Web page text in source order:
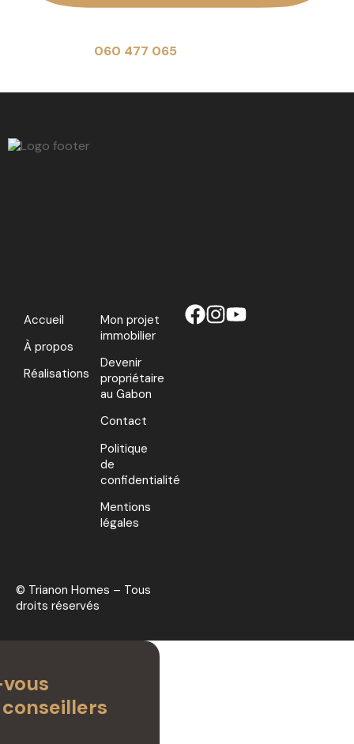
060 477 065
Accueil
À propos
Réalisations
Mon projet
immobilier
Devenir
propriétaire
au Gabon
Contact
Politique
de
confidentialité
Mentions
légales
© Trianon Homes – Tous
droits réservés